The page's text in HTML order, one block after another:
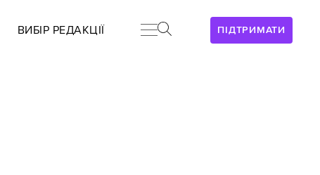
ПІДТРИМАТИ
ВИБІР РЕДАКЦІЇ